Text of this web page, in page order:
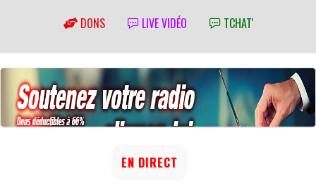
DONS LIVE VIDÉO TCHAT'
EN DIRECT